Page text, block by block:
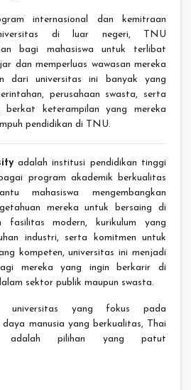
internasional dan kemitraan
di luar negeri, TNU
bagi mahasiswa untuk terlibat
dan memperluas wawasan mereka
dari universitas ini banyak yang
perusahaan swasta, serta
berkat keterampilan yang mereka
pendidikan di TNU.
adalah institusi pendidikan tinggi
program akademik berkualitas
mahasiswa mengembangkan
mereka untuk bersaing di
fasilitas modern, kurikulum yang
industri, serta komitmen untuk
kompeten, universitas ini menjadi
mereka yang ingin berkarir di
sektor publik maupun swasta.
universitas yang fokus pada
daya manusia yang berkualitas, Thai
adalah pilihan yang patut